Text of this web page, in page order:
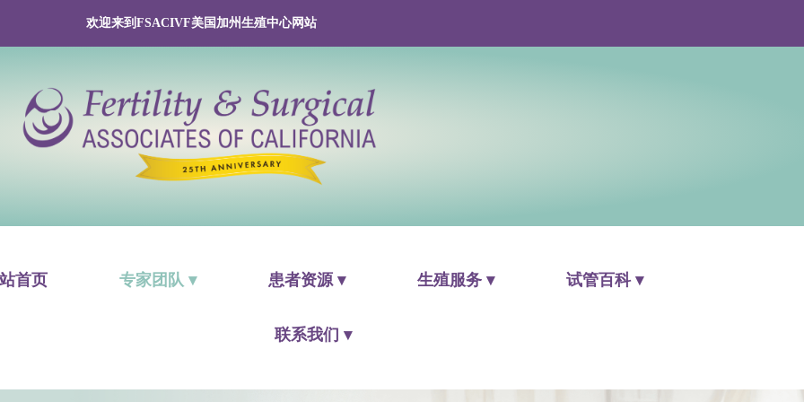
欢迎来到FSACIVF美国加州生殖中心网站
首页 专家团队 ▾ 患者资源 ▾ 生殖服务 ▾ 试管百科 ▾
联系我们 ▾